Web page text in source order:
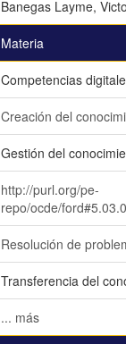
Banegas Layme,
Materia
Competencias
Creación del
Gestión del
http://purl.org/pe-
repo/ocde/
Resolución de
Transferencia del
... más